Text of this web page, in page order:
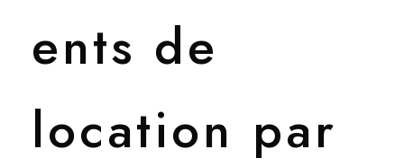
ents de
location par